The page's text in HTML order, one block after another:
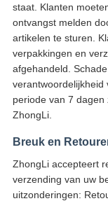
staat. Klanten
ontvangst melden
artikelen te sturen.
verpakkingen en
afgehandeld.
verantwoordelijkheid
periode van 7
ZhongLi.
Breuk en
ZhongLi accepteert
verzending van uw
uitzonderingen: